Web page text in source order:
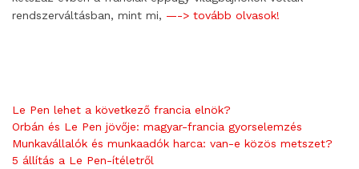
rendszerváltásban, mint mi, —-> tovább olvasok!
Le Pen lehet a következő francia elnök?
Orbán és Le Pen jövője: magyar-francia gyorselemzés
Munkavállalók és munkaadók harca: van-e közös metszet?
5 állítás a Le Pen-ítéletről